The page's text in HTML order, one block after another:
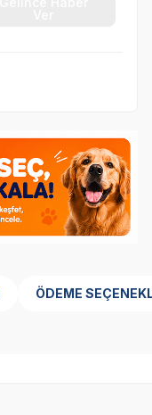
ÖDEME